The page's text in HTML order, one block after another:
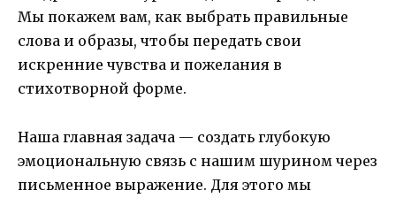
Мы покажем вам, как выбрать правильные
слова и образы, чтобы передать свои
искренние чувства и пожелания в
стихотворной форме.
Наша главная задача — создать глубокую
эмоциональную связь с нашим шурином через
письменное выражение. Для этого мы